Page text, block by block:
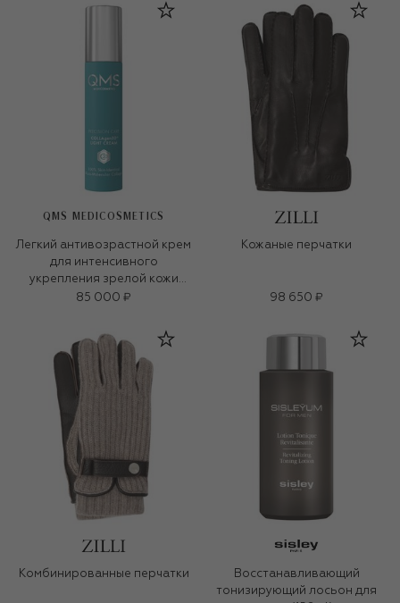
QMS MEDICOSMETICS
Легкий антивозрастной крем
для интенсивного
укрепления зрелой кожи
«3D-коллаген» (50ml)
85 000 ₽
Кожаные перчатки
98 650 ₽
Комбинированные перчатки
Восстанавливающий
тонизирующий лосьон для